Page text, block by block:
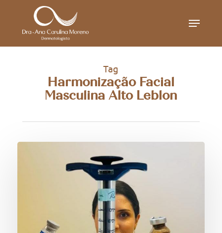
Menu
Tag
Harmonização Facial
Masculina Alto Leblon